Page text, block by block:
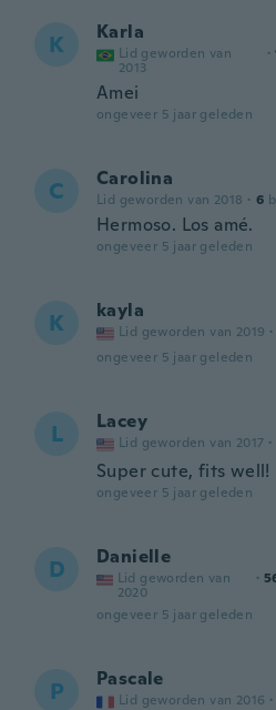
K Karla
Lid geworden van
2013
·
Amei
ongeveer 5 jaar geleden
C Carolina
Lid geworden van 2018 · 6
Hermoso. Los amé.
ongeveer 5 jaar geleden
K kayla
Lid geworden van 2019 ·
ongeveer 5 jaar geleden
L Lacey
Lid geworden van 2017 ·
Super cute, fits well!
ongeveer 5 jaar geleden
D Danielle
Lid geworden van
2020
·
ongeveer 5 jaar geleden
P Pascale
Lid geworden van 2016 ·